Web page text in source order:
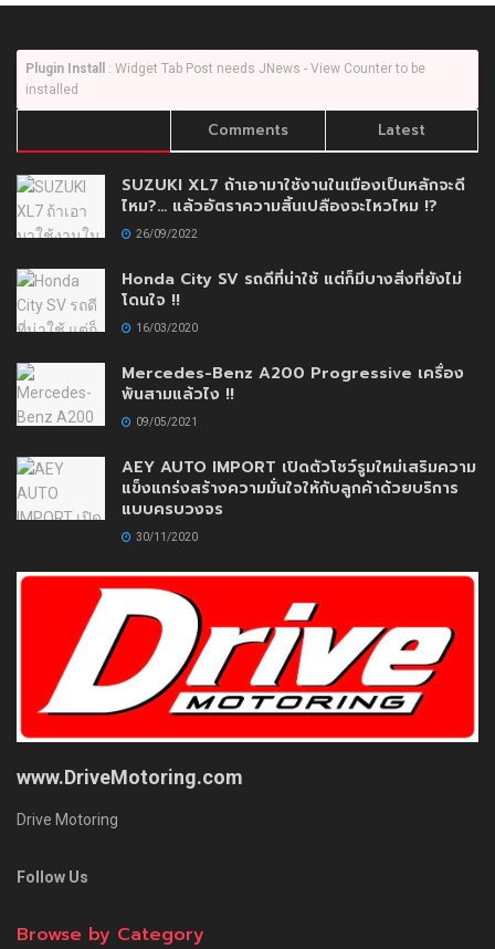
Plugin Install
: Widget Tab Post needs JNews - View Counter to be
installed
Comments Latest
SUZUKI XL7 ถ้าเอามาใช้งานในเมืองเป็นหลักจะดี
ไหม?… แล้วอัตราความสิ้นเปลืองจะไหวไหม !?
26/09/2022
Honda City SV รถดีที่น่าใช้ แต่ก็มีบางสิ่งที่ยังไม่
โดนใจ !!
16/03/2020
Mercedes-Benz A200 Progressive เครื่อง
พันสามแล้วไง !!
09/05/2021
AEY AUTO IMPORT เปิดตัวโชว์รูมใหม่เสริมความ
แข็งแกร่งสร้างความมั่นใจให้กับลูกค้าด้วยบริการ
แบบครบวงจร
30/11/2020
www.DriveMotoring.com
Drive Motoring
Follow Us
Browse by Category